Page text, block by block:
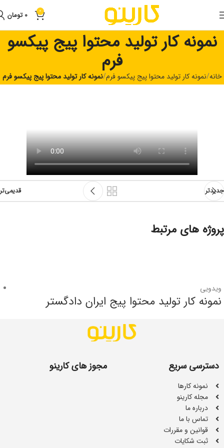
0
0 تومان
نمونه کار تولید محتوا پیج پیکسو
فرم
خانه نمونه کار تولید محتوا پیج پیکسو فرم نمونه کار تولید محتوا پیج پیکسو فرم
جدیدتر قدیمی‌تر
پروژه های مرتبط
ویدویی
نمونه کار تولید محتوا پیج ایران دادگستر
دسترسی سریع
نمونه کارها
مجله کارینو
درباره ما
تماس با ما
قوانین و مقررات
ثبت شکایات
مجوز های کارینو